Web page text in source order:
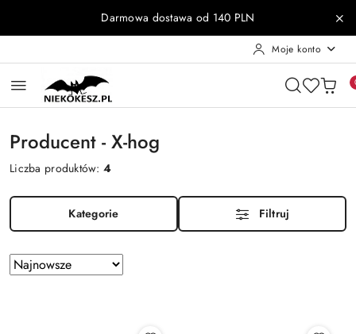
Przejdź do treści głównej
Przejdź do wyszukiwarki
Przejdź do moje konto
Przejdź do menu głównego
Przejdź do stopkiDarmowa dostawa od 140 PLN
Moje konto
Producent - X-hog
Liczba produktów:4
Kategorie Filtruj
Zastosowano
sortowanie:
Sortuj
według